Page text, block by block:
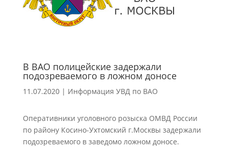
В ВАО полицейские задержали
подозреваемого в ложном доносе
11.07.2020| Информация УВД по ВАО
Оперативники уголовного розыска ОМВД России
по району Косино-Ухтомский г.Москвы задержали
подозреваемого в заведомо ложном доносе.